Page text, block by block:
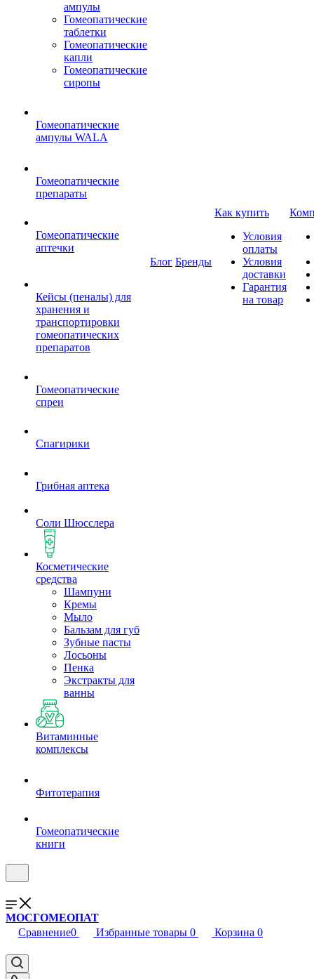
ампулы
Гомеопатические
таблетки
Гомеопатические
капли
Гомеопатические
сиропы
Гомеопатические
ампулы WALA
Гомеопатические
препараты
Гомеопатические
аптечки
Кейсы (пеналы) для
хранения и
транспортировки
гомеопатических
препаратов
Гомеопатические
спреи
Спагирики
Грибная аптека
Соли Шюсслера
Косметические
средства
Шампуни
Кремы
Мыло
Бальзам для губ
Зубные пасты
Лосьоны
Пенка
Экстракты для
ванны
Витаминные
комплексы
Фитотерапия
Гомеопатические
книги
Блог Бренды
Как купить
Условия
оплаты
Условия
доставки
Гарантия
на товар
МОСГОМЕОПАТ
Сравнение0 Избранные товары 0 Корзина 0